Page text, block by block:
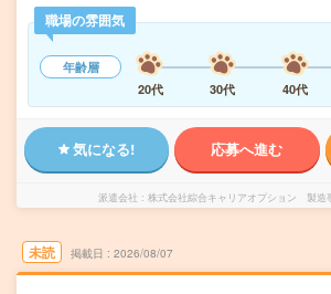
職場の雰囲気
年齢層
20代
30代 40代
気になる! 応募へ進む
派遣会社 株式会社綜合キャリアオプション 製造
未読 掲載日 2026/08/07